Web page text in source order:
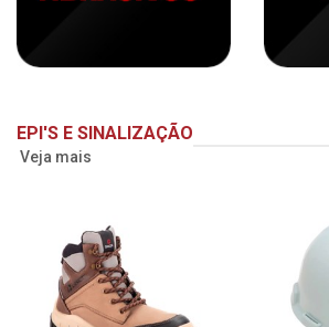
EPI'S E SINALIZAÇÃO
Veja mais